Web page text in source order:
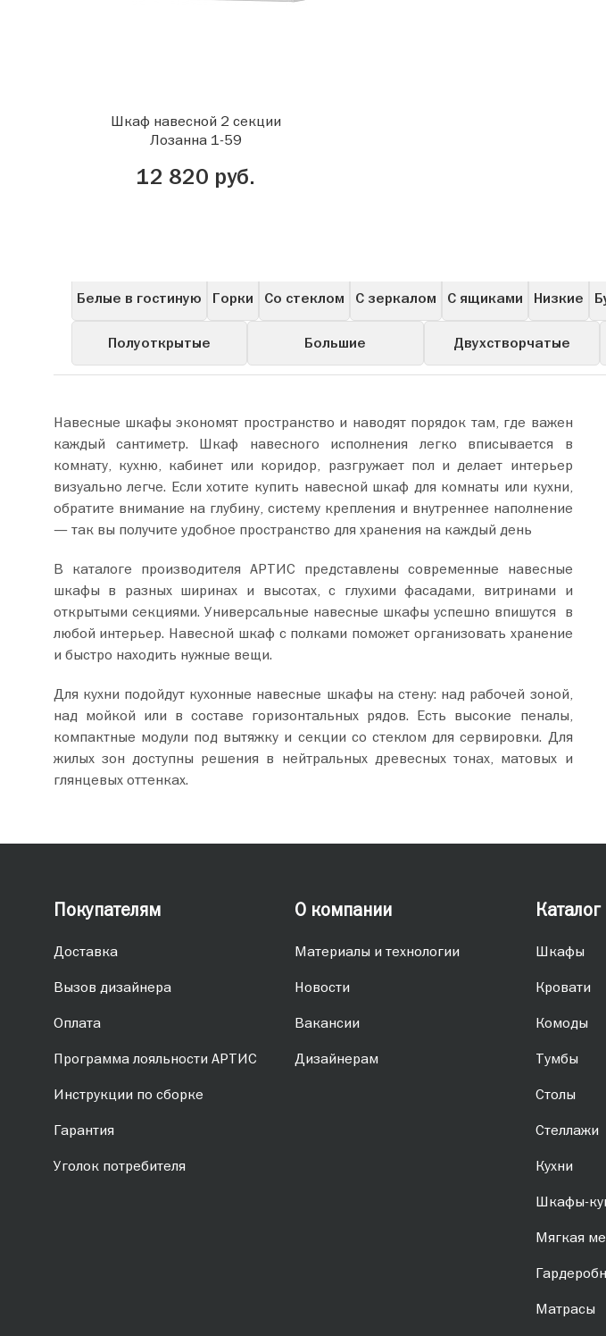
Шкаф навесной 2 секции
Лозанна 1-59
12 820 руб.
Белые в гостиную Горки Со стеклом С зеркалом С ящиками Низкие
Полуоткрытые Большие Двухстворчатые
Навесные шкафы экономят пространство и наводят порядок там, где важен
каждый сантиметр. Шкаф навесного исполнения легко вписывается в
комнату, кухню, кабинет или коридор, разгружает пол и делает интерьер
визуально легче. Если хотите купить навесной шкаф для комнаты или кухни,
обратите внимание на глубину, систему крепления и внутреннее наполнение
— так вы получите удобное пространство для хранения на каждый день
В каталоге производителя АРТИС представлены современные навесные
шкафы в разных ширинах и высотах, с глухими фасадами, витринами и
открытыми секциями. Универсальные навесные шкафы успешно впишутся в
любой интерьер. Навесной шкаф с полками поможет организовать хранение
и быстро находить нужные вещи.
Для кухни подойдут кухонные навесные шкафы на стену: над рабочей зоной,
над мойкой или в составе горизонтальных рядов. Есть высокие пеналы,
компактные модули под вытяжку и секции со стеклом для сервировки. Для
жилых зон доступны решения в нейтральных древесных тонах, матовых и
глянцевых оттенках.
Покупателям
Доставка
Вызов дизайнера
Оплата
Программа лояльности АРТИС
Инструкции по сборке
Гарантия
Уголок потребителя
О компании
Материалы и технологии
Новости
Вакансии
Дизайнерам
Каталог
Шкафы
Кровати
Комоды
Тумбы
Столы
Стеллажи
Кухни
Шкафы-
Мягкая
Матрасы